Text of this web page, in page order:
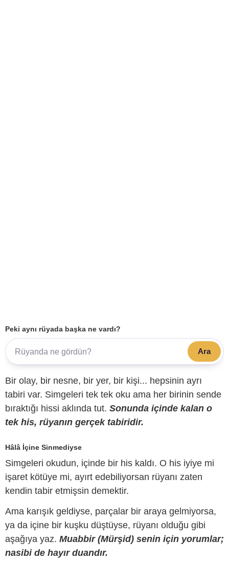
Peki aynı rüyada başka ne vardı?
Ara
Bir olay, bir nesne, bir yer, bir kişi... hepsinin ayrı
tabiri var. Simgeleri tek tek oku ama her birinin sende
bıraktığı hissi aklında tut. Sonunda içinde kalan o
tek his, rüyanın gerçek tabiridir.
Hâlâ İçine Sinmediyse
Simgeleri okudun, içinde bir his kaldı. O his iyiye mi
işaret kötüye mi, ayırt edebiliyorsan rüyanı zaten
kendin tabir etmişsin demektir.
Ama karışık geldiyse, parçalar bir araya gelmiyorsa,
ya da içine bir kuşku düştüyse, rüyanı olduğu gibi
aşağıya yaz. Muabbir (Mürşid) senin için yorumlar;
nasibi de hayır duandır.